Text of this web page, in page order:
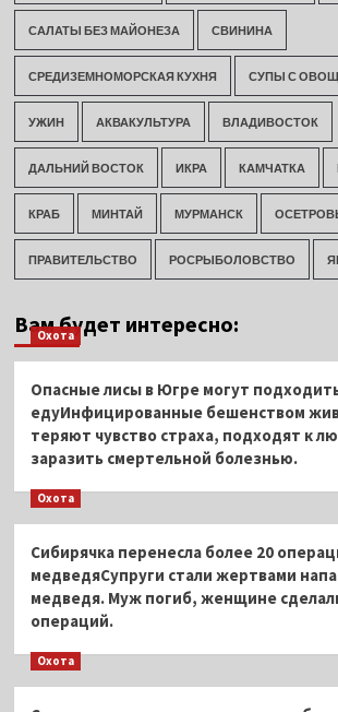
САЛАТЫ БЕЗ МАЙОНЕЗА СВИНИНА
СРЕДИЗЕМНОМОРСКАЯ КУХНЯ СУПЫ С
УЖИН АКВАКУЛЬТУРА ВЛАДИВОСТОК
ДАЛЬНИЙ ВОСТОК ИКРА КАМЧАТКА
КРАБ МИНТАЙ МУРМАНСК
ПРАВИТЕЛЬСТВО РОСРЫБОЛОВСТВО
Вам будет интересно:
Охота
Опасные лисы в Югре могут
едуИнфицированные бешенством
теряют чувство страха, подходят к
заразить смертельной болезнью.
Охота
Сибирячка перенесла более 20
медведяСупруги стали жертвами
медведя. Муж погиб, женщине
операций.
Охота